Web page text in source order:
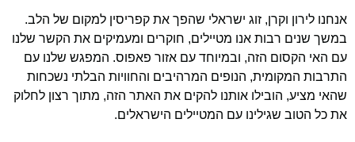
אנחנו לירון וקרן, זוג ישראלי שהפך את קפריסין למקום של הלב.
במשך שנים רבות אנו מטיילים, חוקרים ומעמיקים את הקשר שלנו
עם האי הקסום הזה, ובמיוחד עם אזור פאפוס. המפגש שלנו עם
התרבות המקומית, הנופים המרהיבים והחוויות הבלתי נשכחות
שהאי מציע, הובילו אותנו להקים את האתר הזה, מתוך רצון לחלוק
את כל הטוב שגילינו עם המטיילים הישראלים.